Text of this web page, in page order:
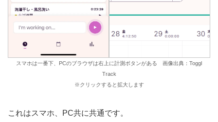
スマホは一番下、PCのブラウザは右上に計測ボタンがある 画像出典：Toggl
Track
※クリックすると拡大します
これはスマホ、PC共に共通です。